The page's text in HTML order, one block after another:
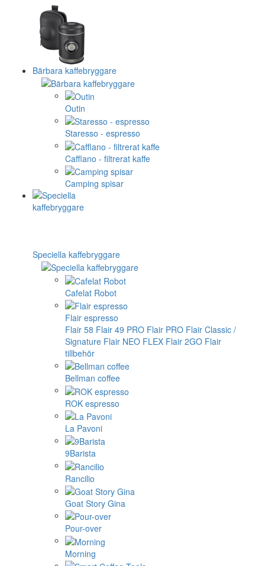
Bärbara kaffebryggare
Outin
Staresso - espresso
Cafflano - filtrerat kaffe
Camping spisar
Speciella kaffebryggare
Cafelat Robot
Flair espresso
Flair 58 Flair 49 PRO Flair PRO Flair Classic /
Signature Flair NEO FLEX Flair 2GO Flair
tillbehör
Bellman coffee
ROK espresso
La Pavoni
9Barista
Rancilio
Goat Story Gina
Pour-over
Morning